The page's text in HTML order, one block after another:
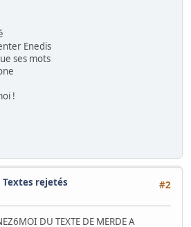
Enedis
ses mots
!
#2
Textes rejetés
DU TEXTE DE MERDE A